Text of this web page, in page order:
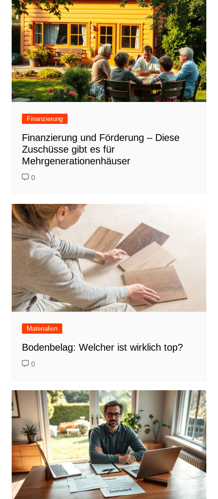
Finanzierung
Finanzierung und Förderung – Diese
Zuschüsse gibt es für
Mehrgenerationenhäuser
0
Materialien
Bodenbelag: Welcher ist wirklich top?
0